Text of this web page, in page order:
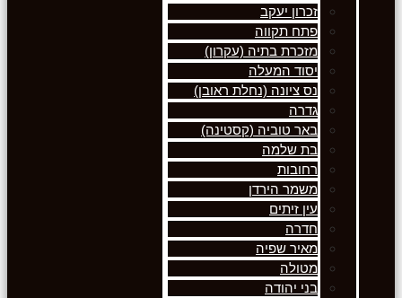
זכרון יעקב
פתח תקווה
מזכרת בתיה (עקרון)
יסוד המעלה
נס ציונה (נחלת ראובן)
גדרה
באר טוביה (קסטינה)
בת שלמה
רחובות
משמר הירדן
עין זיתים
חדרה
מאיר שפיה
מטולה
בני יהודה